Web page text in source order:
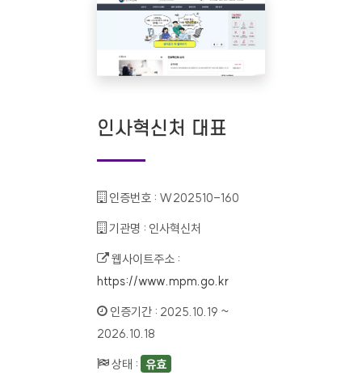
인사혁신처 대표
인증번호 : W202510-160
기관명 : 인사혁신처
웹사이트주소 :
https://www.mpm.go.kr
인증기간 : 2025.10.19 ~
2026.10.18
상태 : 유효